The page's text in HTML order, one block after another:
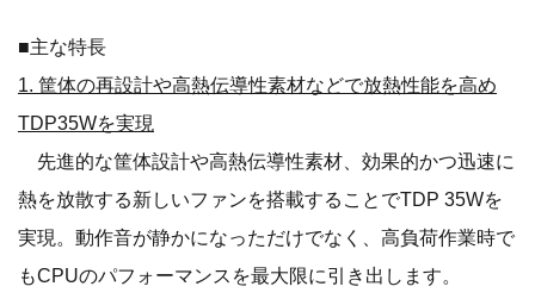
■主な特長
1. 筐体の再設計や高熱伝導性素材などで放熱性能を高め
TDP35Wを実現
先進的な筐体設計や高熱伝導性素材、効果的かつ迅速に
熱を放散する新しいファンを搭載することでTDP 35Wを
実現。動作音が静かになっただけでなく、高負荷作業時で
もCPUのパフォーマンスを最大限に引き出します。